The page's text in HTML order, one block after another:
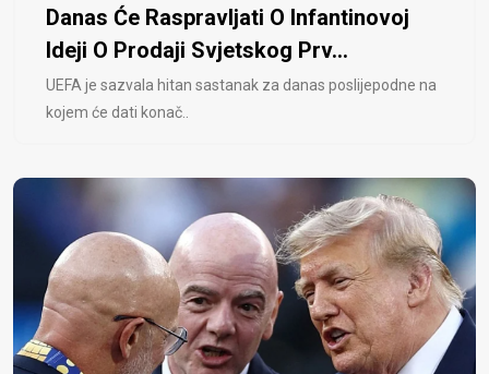
Danas Će Raspravljati O Infantinovoj
Ideji O Prodaji Svjetskog Prv...
UEFA je sazvala hitan sastanak za danas poslijepodne na
kojem će dati konač..